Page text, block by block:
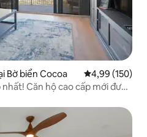
Bờ biển Cocoa Xếp hạng
4,99 (150)
Căn hộ cao cấp mới được